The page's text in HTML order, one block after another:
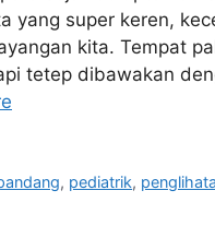
yang super keren,
kita. Tempat
tetep dibawakan
, pediatrik,